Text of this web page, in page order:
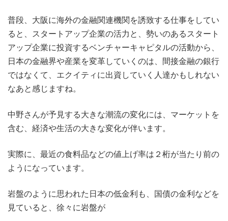
普段、大阪に海外の金融関連機関を誘致する仕事をしてい
ると、スタートアップ企業の活力と、勢いのあるスタート
アップ企業に投資するベンチャーキャピタルの活動から、
日本の金融界や産業を変革していくのは、間接金融の銀行
ではなくて、エクイティに出資していく人達かもしれない
なあと感じますね。
中野さんが予見する大きな潮流の変化には、マーケットを
含む、経済や生活の大きな変化が伴います。
実際に、最近の食料品などの値上げ率は２桁が当たり前の
ようになっています。
岩盤のように思われた日本の低金利も、国債の金利などを
見ていると、徐々に岩盤が